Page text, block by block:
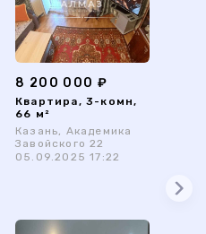
8 200 000 ₽
Квартира, 3-комн,
66 м²
Казань, Академика
Завойского 22
05.09.2025 17:22